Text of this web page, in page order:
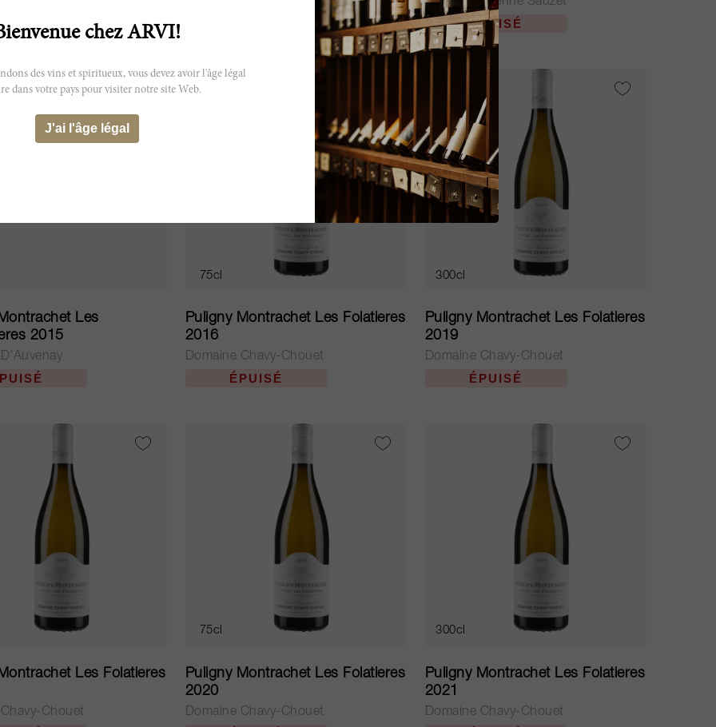
Domaine Vincent Girardin Domaine Etienne Sauzet
ÉPUISÉ
Les
2015
75cl
Puligny Montrachet Les Folatieres
2016
Domaine Chavy-Chouet
ÉPUISÉ
300cl
Puligny Montrachet Les Folatieres
2019
Domaine Chavy-Chouet
ÉPUISÉ
Les Folatieres
Chouet
75cl
Puligny Montrachet Les Folatieres
2020
Domaine Chavy-Chouet
300cl
Puligny Montrachet Les Folatieres
2021
Domaine Chavy-Chouet
chez ARVI!
des vins et spiritueux, vous devez avoir l'âge légal
dans votre pays pour visiter notre site Web.
J'ai l'âge légal